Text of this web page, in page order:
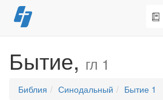
Перейти
к
Бытие, гл 1
Библия Синодальный Бытие 1